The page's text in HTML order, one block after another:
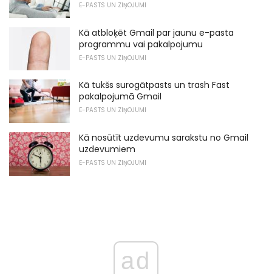
E-PASTS UN ZIŅOJUMI
Kā atbloķēt Gmail par jaunu e-pasta
programmu vai pakalpojumu
E-PASTS UN ZIŅOJUMI
Kā tukšs surogātpasts un trash Fast
pakalpojumā Gmail
E-PASTS UN ZIŅOJUMI
Kā nosūtīt uzdevumu sarakstu no Gmail
uzdevumiem
E-PASTS UN ZIŅOJUMI
ad